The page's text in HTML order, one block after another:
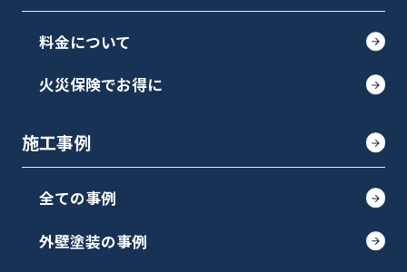
料金について
火災保険でお得に
施工事例
全ての事例
外壁塗装の事例